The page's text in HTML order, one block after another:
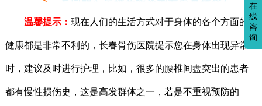
温馨提示： 现在人们的生活方式对于身体的各个方面的
健康都是非常不利的，长春骨伤医院提示您在身体出现异常
时，建议及时进行护理，比如，很多的腰椎间盘突出的患者
都有慢性损伤史，这是高发群体之一，若是不重视预防的
在
线
咨
询